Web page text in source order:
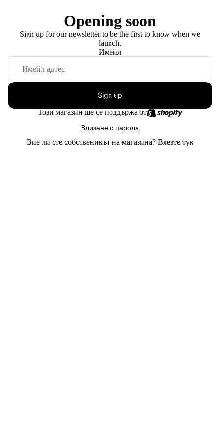
Opening soon
Sign up for our newsletter to be the first to know when we
launch.
Имейл
Sign up
Този магазин ще се поддържа от
Влизане с парола
Вие ли сте собственикът на магазина? Влезте тук